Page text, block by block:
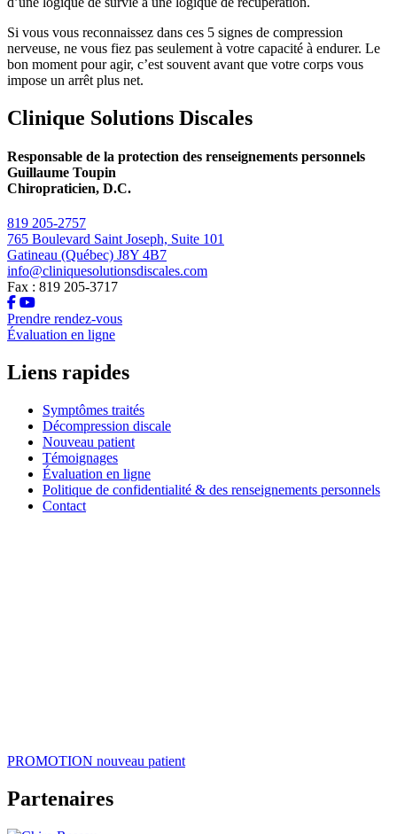
Si vous vous reconnaissez dans ces 5 signes de compression
nerveuse, ne vous fiez pas seulement à votre capacité à endurer. Le
bon moment pour agir, c’est souvent avant que votre corps vous
impose un arrêt plus net.
Clinique Solutions Discales
Responsable de la protection des renseignements personnels
Guillaume Toupin
Chiropraticien, D.C.
819 205-2757
765 Boulevard Saint Joseph, Suite 101
Gatineau (Québec) J8Y 4B7
info@cliniquesolutionsdiscales.com
Fax : 819 205-3717
Prendre rendez-vous
Évaluation en ligne
Liens rapides
Symptômes traités
Décompression discale
Nouveau patient
Témoignages
Évaluation en ligne
Politique de confidentialité & des renseignements personnels
Contact
PROMOTION nouveau patient
Partenaires